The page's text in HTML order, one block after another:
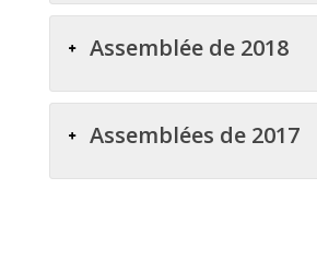
Assemblée de 2018
Assemblées de 2017